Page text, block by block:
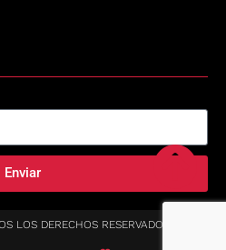
Enviar
LOS DERECHOS RESERVADOS